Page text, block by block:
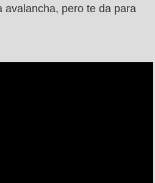
avalancha, pero te da para